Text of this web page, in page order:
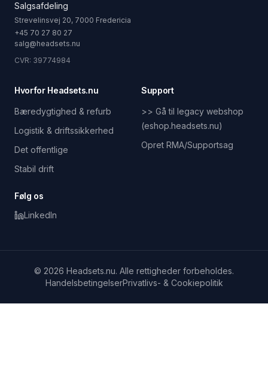
Salgsafdeling
Strevelinsvej 20, 7000 Fredericia
+45 70 27 80 27
salg@headsets.nu
CVR: 39774984
Hvorfor Headsets.nu
Bæredygtighed & refurb
Logistik & driftssikkerhed
Det offentlige
Stabil drift
Support
>> Gå til legacy webshop
(eshop.headsets.nu)
Opret RMA/Supportsag
Følg os
LinkedIn
© 2026 Headsets.nu. Alle rettigheder forbeholdes.
HandelsbetingelserPrivatlivs- & Cookiepolitik